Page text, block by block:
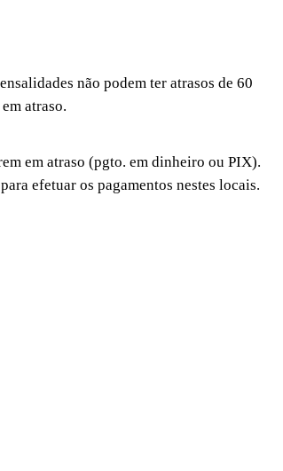
não podem ter atrasos de 60
atraso.
em atraso (pgto. em dinheiro ou PIX).
efetuar os pagamentos nestes locais.